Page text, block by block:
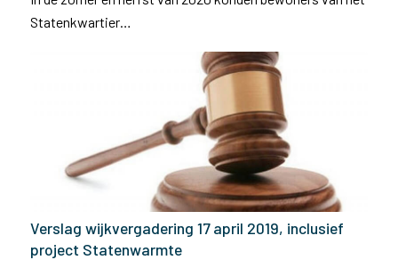
Statenkwartier…
Verslag wijkvergadering 17 april 2019, inclusief
project Statenwarmte